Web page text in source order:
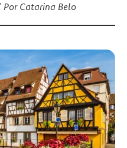
Catarina Belo